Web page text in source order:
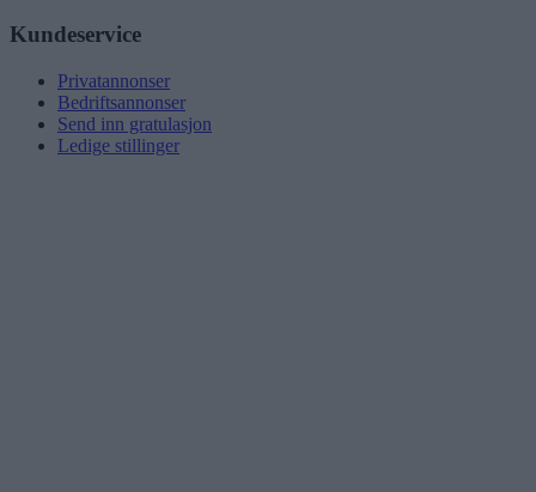
Kundeservice
Privatannonser
Bedriftsannonser
Send inn gratulasjon
Ledige stillinger